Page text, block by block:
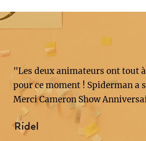
"Les deux animateurs ont tout
pour ce moment ! Spiderman
Merci Cameron Show
Ridel